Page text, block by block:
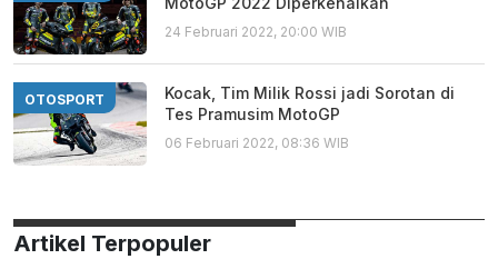
24 Februari 2022, 20:00 WIB
OTOSPORT
Kocak, Tim Milik Rossi jadi Sorotan di
Tes Pramusim MotoGP
06 Februari 2022, 08:36 WIB
Artikel Terpopuler